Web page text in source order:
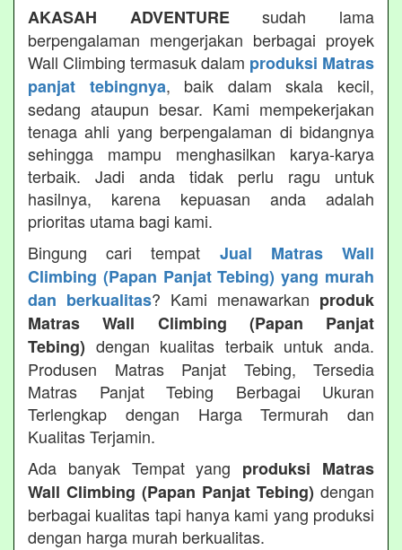
AKASAH ADVENTUREsudah lama
berpengalaman mengerjakan berbagai proyek
Wall Climbing termasuk dalam produksi Matras
panjat tebingnya, baik dalam skala kecil,
sedang ataupun besar. Kami mempekerjakan
tenaga ahli yang berpengalaman di bidangnya
sehingga mampu menghasilkan karya-karya
terbaik. Jadi anda tidak perlu ragu untuk
hasilnya, karena kepuasan anda adalah
prioritas utama bagi kami.
Bingung cari tempat Jual Matras Wall
Climbing (Papan Panjat Tebing) yang murah
dan berkualitas? Kami menawarkan produk
Matras Wall Climbing (Papan Panjat
Tebing) dengan kualitas terbaik untuk anda.
Produsen Matras Panjat Tebing, Tersedia
Matras Panjat Tebing Berbagai Ukuran
Terlengkap dengan Harga Termurah dan
Kualitas Terjamin.
Ada banyak Tempat yang produksi Matras
Wall Climbing (Papan Panjat Tebing) dengan
berbagai kualitas tapi hanya kami yang produksi
dengan harga murah berkualitas.